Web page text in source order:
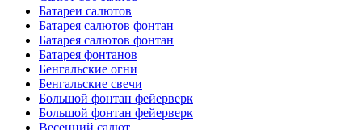
Батареи салютов
Батарея салютов фонтан
Батарея салютов фонтан
Батарея фонтанов
Бенгальские огни
Бенгальские свечи
Большой фонтан фейерверк
Большой фонтан фейерверк
Весенний салют